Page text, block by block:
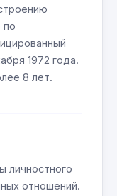
по
1972 года.
8 лет.
личностного
отношений.